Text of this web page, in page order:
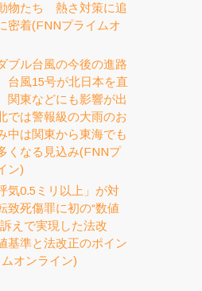
物たち 熱さ対策に追
密着(FNNプライムオ
ブル台風の今後の進路
風15号が北日本を直
東などにも影響が出
は警報級の大雨のお
は関東から東海でも
くなる見込み(FNNプ
ン)
気0.5ミリ以上」が対
死傷罪に初の“数値
えで実現した法改
準と法改正のポイン
オンライン)